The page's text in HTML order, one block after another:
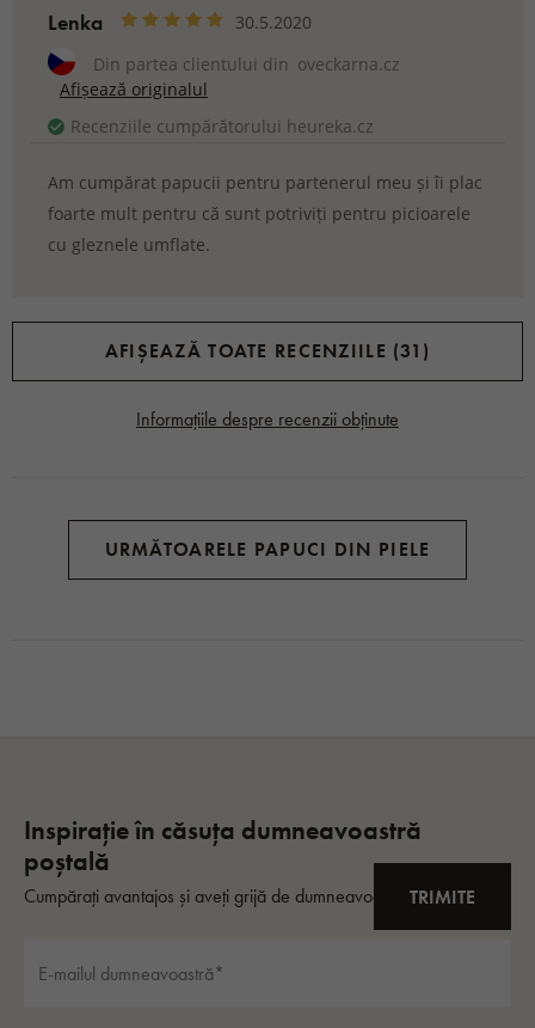
Lenka
30.5.2020
Din partea clientului din oveckarna.cz
Afișează originalul
Recenziile cumpărătorului heureka.cz
Am cumpărat papucii pentru partenerul meu și îi plac
foarte mult pentru că sunt potriviți pentru picioarele
cu gleznele umflate.
AFIȘEAZĂ TOATE RECENZIILE (31)
Informațiile despre recenzii obținute
URMĂTOARELE PAPUCI DIN PIELE